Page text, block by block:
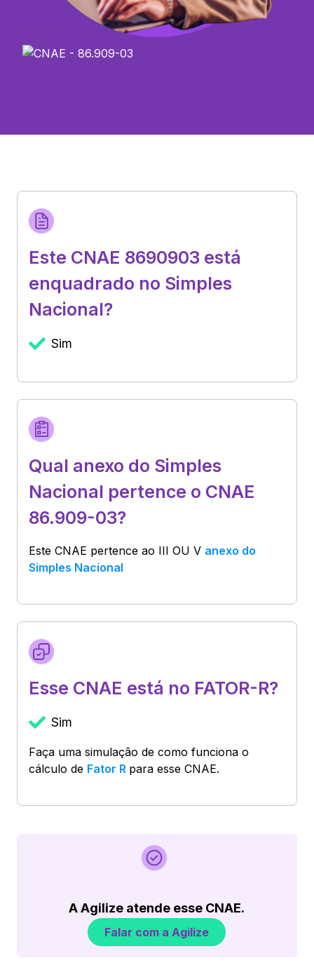
Este CNAE 8690903 está
enquadrado no Simples
Nacional?
Sim
Qual anexo do Simples
Nacional pertence o CNAE
86.909-03?
Este CNAE pertence ao III OU V anexo do
Simples Nacional
Esse CNAE está no FATOR-R?
Sim
Faça uma simulação de como funciona o
cálculo de Fator R para esse CNAE.
A Agilize atende esse CNAE.
Falar com a Agilize